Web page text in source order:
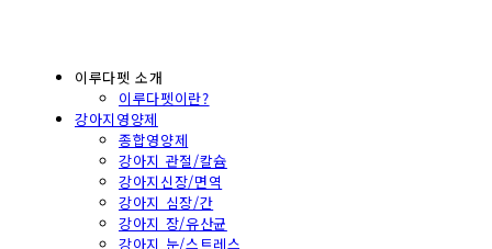
이루다펫 소개
이루다펫이란?
강아지영양제
종합영양제
강아지 관절/칼슘
강아지신장/면역
강아지 심장/간
강아지 장/유산균
강아지 눈/스트레스